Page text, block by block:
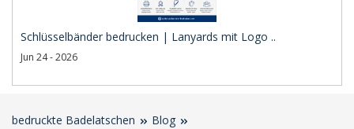
Schlüsselbänder bedrucken | Lanyards mit Logo ..
Jun 24 - 2026
bedruckte Badelatschen
Blog